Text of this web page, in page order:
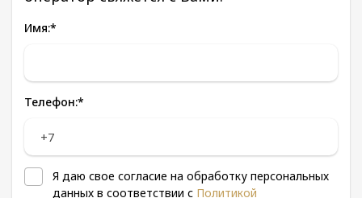
Имя:*
Телефон:*
Я даю свое согласие на обработку персональных
данных в соответствии с Политикой